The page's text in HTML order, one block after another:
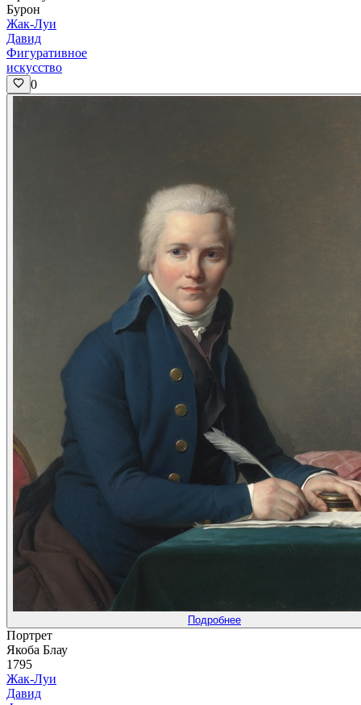
Бурон
Жак-Луи
Давид
Фигуративное
искусство
0
Подробнее
Портрет
Якоба Блау
1795
Жак-Луи
Давид